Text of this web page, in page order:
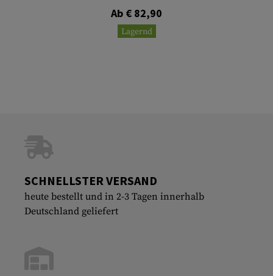
Ab € 82,90
Lagernd
SCHNELLSTER VERSAND
heute bestellt und in 2-3 Tagen innerhalb
Deutschland geliefert